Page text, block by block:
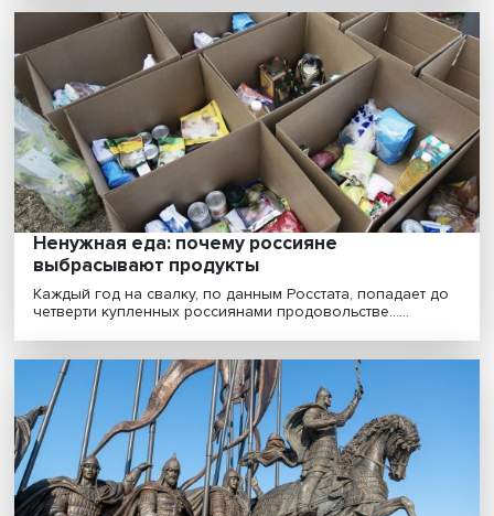
Ирина Котелевская: поправки 2020 года
«очеловечивают» российскую
Изменения, внесенные в Конституцию в 2020 году,
должны снизить вероятность раскола гражданского